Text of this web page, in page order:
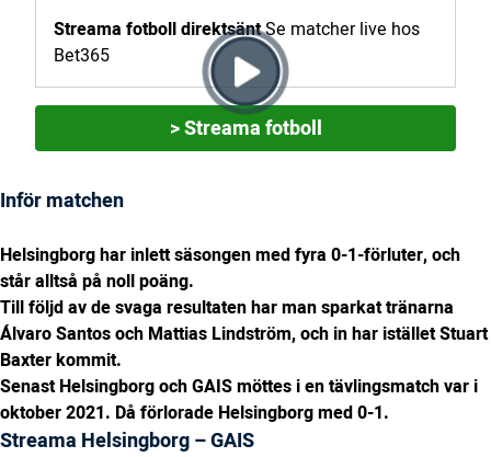
Streama fotboll direktsäntSe matcher live hos
Bet365
> Streama fotboll
Inför matchen
Helsingborg har inlett säsongen med fyra 0-1-förluter, och
står alltså på noll poäng.
Till följd av de svaga resultaten har man sparkat tränarna
Álvaro Santos och Mattias Lindström, och in har istället Stuart
Baxter kommit.
Senast Helsingborg och GAIS möttes i en tävlingsmatch var i
oktober 2021. Då förlorade Helsingborg med 0-1.
Streama Helsingborg – GAIS